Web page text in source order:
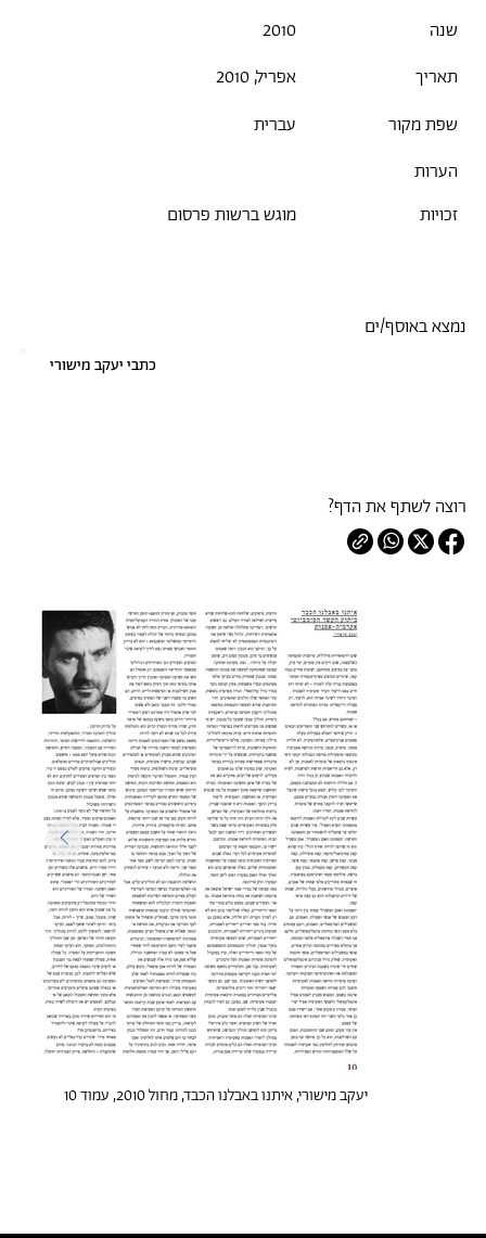
יעקב מישורי, איתנו באבלנו הכבד, מחול 2010, עמוד 10
שנה
2010
תאריך
אפריל, 2010
שפת מקור
עברית
הערות
זכויות
מוגש ברשות פרסום
נמצא באוסף/ים
כתבי יעקב מישורי
רוצה לשתף את הדף?